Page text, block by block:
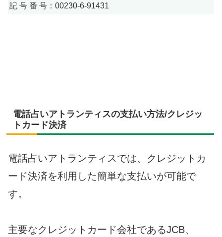
記 号 番 号：00230-6-91431
電話占いアトランティスの支払い方法/クレジッ
トカード決済
電話占いアトランティスでは、クレジットカ
ード決済を利用した簡単な支払いが可能で
す。
主要なクレジットカード会社であるJCB、